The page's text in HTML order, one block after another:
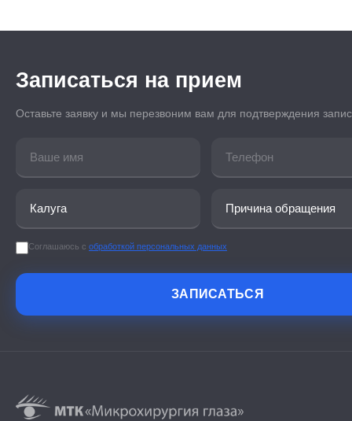
Записаться на прием
Оставьте заявку и мы перезвоним вам для подтверждения
Соглашаюсь с обработкой персональных данных
ЗАПИСАТЬСЯ